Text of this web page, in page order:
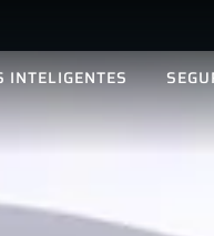
INTELIGENTES